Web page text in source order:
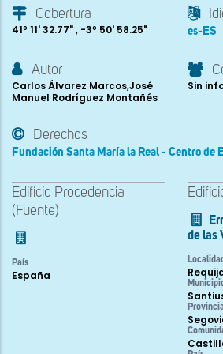
Cobertura
41º 11' 32.77" , -3º 50' 58.25" es-ES
Autor
Carlos Álvarez Marcos,José
Manuel Rodríguez Montañés
Sin
Derechos
Fundación Santa María la Real - Centro de
Edificio Procedencia
(Fuente)
País
España
de las